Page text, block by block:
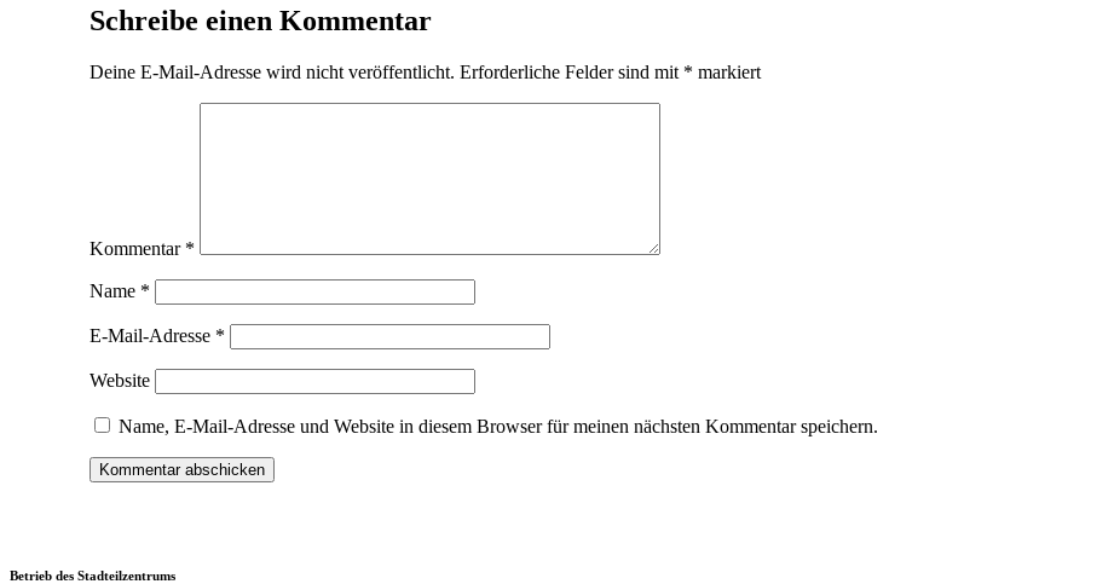
Schreibe einen Kommentar
Deine E-Mail-Adresse wird nicht veröffentlicht. Erforderliche Felder sind mit * markiert
Kommentar *
Name *
E-Mail-Adresse *
Website
Name, E-Mail-Adresse und Website in diesem Browser für meinen nächsten Kommentar speichern.
Betrieb des Stadteilzentrums